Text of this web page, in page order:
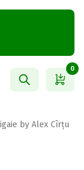
0
by Alex Cîrțu